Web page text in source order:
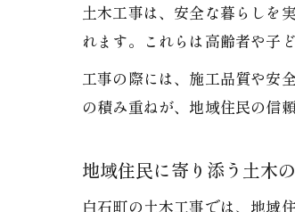
土木工事は、安全な暮らしを
れます。これらは高齢者や子
工事の際には、施工品質や安
の積み重ねが、地域住民の信
地域住民に寄り添う土木
白石町の土木工事では、地域